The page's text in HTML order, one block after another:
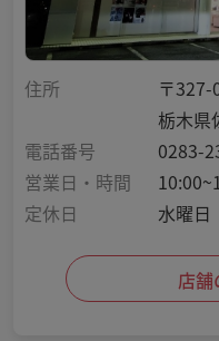
住所
〒327-
栃木県
電話番号
0283-
営業日・時間
定休日
水曜日
店舗